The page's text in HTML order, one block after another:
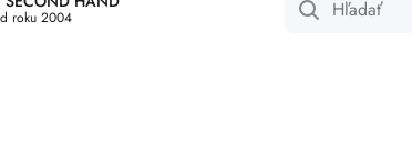
Ako môžem vrátiť oblečenie Ako fungujú
roku 2004